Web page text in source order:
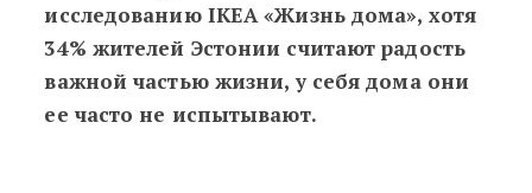
исследованию IKEA «Жизнь дома», хотя
34% жителей Эстонии считают радость
важной частью жизни, у себя дома они
ее часто не испытывают.